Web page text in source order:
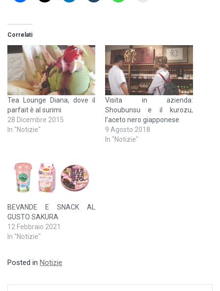
Correlati
Tea Lounge Diana, dove il
parfait è al surimi
28 Dicembre 2015
In "Notizie"
Visita in azienda:
Shoubunsu e il kurozu,
l’aceto nero giapponese
9 Agosto 2018
In "Notizie"
BEVANDE E SNACK AL
GUSTO SAKURA
12 Febbraio 2021
In "Notizie"
Posted in Notizie